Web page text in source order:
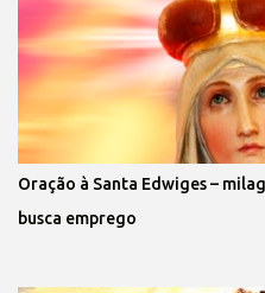
Oração à Santa Edwiges –
busca emprego